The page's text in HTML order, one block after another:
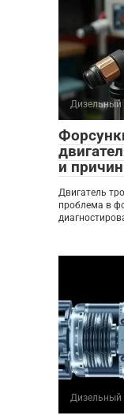
Дизельный
и
Двигатель
проблема в
Дизельный